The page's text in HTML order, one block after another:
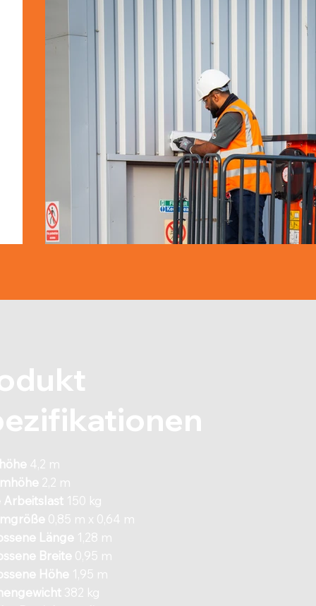
4,2 m
2,2 m
Arbeitslast150 kg
0,85 m x 0,64 m
Länge1,28 m
Breite0,95 m
Höhe1,95 m
382 kg